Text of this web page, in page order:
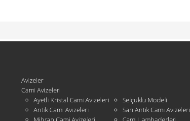
Avizeler
Cami Avizeleri
Ayetli Kristal Cami Avizeleri
Selçuklu Modeli
Antik Cami Avizeleri
Sarı Antik Cami Avizeleri